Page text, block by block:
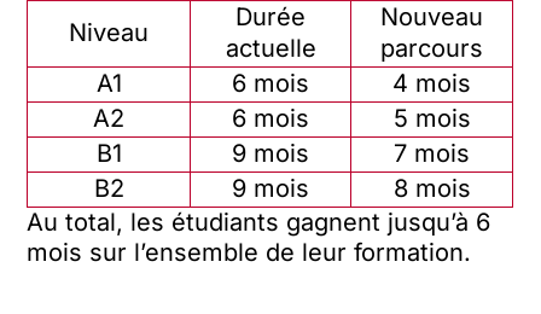
Niveau
Durée
actuelle
Nouveau
parcours
A1
6 mois
4 mois
A2
6 mois
5 mois
B1
9 mois
7 mois
B2
9 mois
8 mois
Au total, les étudiants gagnent jusqu’à 6
mois sur l’ensemble de leur formation.